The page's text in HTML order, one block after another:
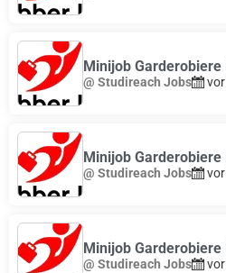
Minijob Garderobiere
@ Studireach Jobs
Minijob Garderobiere
@ Studireach Jobs
Minijob Garderobiere
@ Studireach Jobs